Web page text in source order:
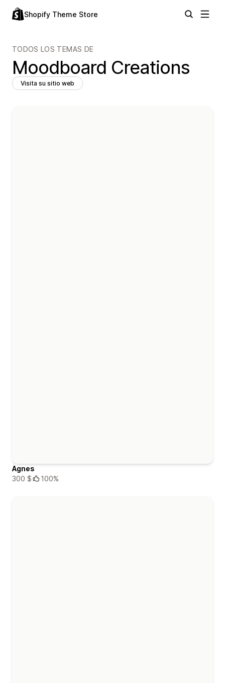
Shopify Theme Store
TODOS LOS TEMAS DE
Moodboard Creations
Visita su sitio web
Agnes
300 $
100%